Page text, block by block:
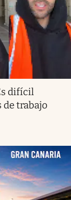
difícil
de trabajo